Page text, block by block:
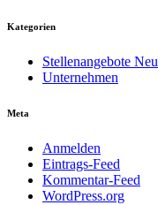
Kategorien
Stellenangebote Neu
Unternehmen
Meta
Anmelden
Eintrags-Feed
Kommentar-Feed
WordPress.org